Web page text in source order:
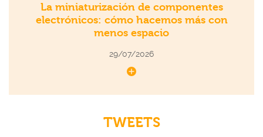
La miniaturización de componentes
electrónicos: cómo hacemos más con
menos espacio
29/07/2026
TWEETS